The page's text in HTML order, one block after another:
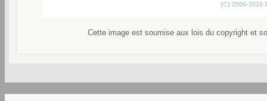
(C) 2006-2010
Cette image est soumise aux lois du copyright et